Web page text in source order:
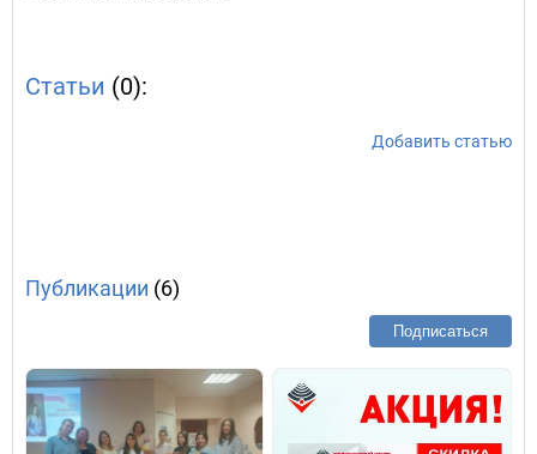
Статьи (0):
Добавить статью
Публикации (6)
Подписаться